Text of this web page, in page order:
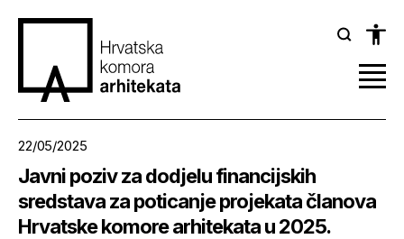
22/05/2025
Javni poziv za dodjelu financijskih
sredstava za poticanje projekata članova
Hrvatske komore arhitekata u 2025.